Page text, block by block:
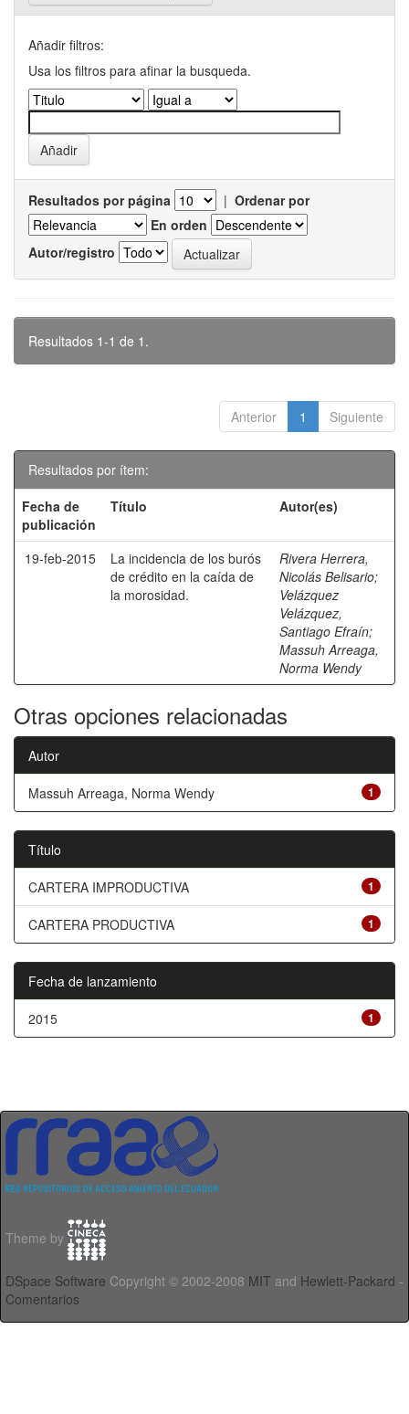
Añadir filtros:
Usa los filtros para afinar la busqueda.
Resultados por página | Ordenar por
En orden
Autor/registro
Resultados 1-1 de 1.
Anterior 1 Siguiente
Resultados por ítem:
Fecha de
publicación
Título Autor(es)
19-feb-2015
La incidencia de los burós
de crédito en la caída de
la morosidad.
Rivera Herrera,
Nicolás Belisario;
Velázquez
Velázquez,
Santiago Efraín;
Massuh Arreaga,
Norma Wendy
Otras opciones relacionadas
Autor
1
Massuh Arreaga, Norma Wendy
Título
1
CARTERA IMPRODUCTIVA
1
CARTERA PRODUCTIVA
Fecha de lanzamiento
1
2015
Theme by
DSpace Software Copyright © 2002-2008 MIT and Hewlett-Packard -
Comentarios